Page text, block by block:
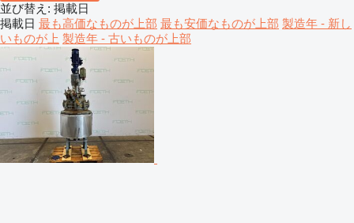
並び替え : 掲載日
掲載日 最も高価なものが上部 最も安価なものが上部 製造年 - 新し
いものが上 製造年 - 古いものが上部